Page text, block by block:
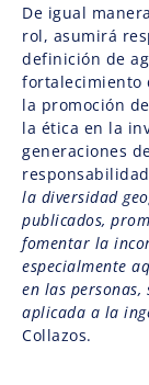
De igual
rol, asumirá
definición de
fortalecimiento
la promoción
la ética en la
generaciones
la diversidad
publicados,
fomentar la
especialmente
en las
aplicada a la
Collazos.